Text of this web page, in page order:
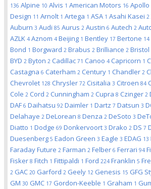
136 Alpine 10 Alvis 1 American Motors 16 Apollo
Design 11 Arnolt 1 Artega 1 ASA 1 Asahi Kasei 2
Auburn 3 Audi 85 Aurus 2 Austin 6 Autech 2
AZLK 4 Aznom 4 Beijing 1 Bentley 17 Bertone 14
Bond 1 Borgward 2 Brabus 2 Brilliance 2 Bristol
BYD 2 Byton 2 Cadillac 71 Canoo 4 Capricorn 1
Castagna 6 Caterham 2 Century 1 Chandler 2
Chevrolet 128 Chrysler 72 Cisitalia 3 Citroen 84
Cole 2 Cord 2 Cunningham 2 Cupra 8 Czinger 2
DAF 6 Daihatsu 92 Daimler 1 Dartz 7 Datsun 3
Delahaye 2 DeLorean 8 Denza 2 DeSoto 3
Diatto 1 Dodge 69 Donkervoort 3 Drako 2 DS 7
Duesenberg 5 Eadon Green 3 Eagle 3 EDAG 13
Faraday Future 2 Farman 2 Felber 6 Ferrari 94
Fisker 8 Fitch 1 Fittipaldi 1 Ford 224 Franklin 5
2 GAC 20 Garford 2 Geely 12 Genesis 15 GFG
GM 30 GMC 17 Gordon-Keeble 1 Graham 1